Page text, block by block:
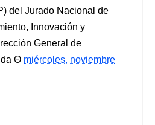
del Jurado Nacional de
Innovación y
General de
miércoles, noviembre